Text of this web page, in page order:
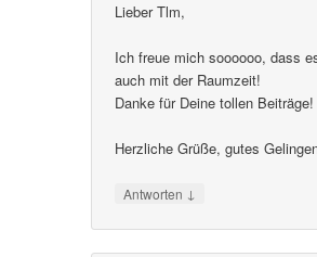
Lieber Tlm,
Ich freue mich soooooo, dass
auch mit der Raumzeit!
Danke für Deine tollen Beiträge!
Herzliche Grüße, gutes
Antworten ↓